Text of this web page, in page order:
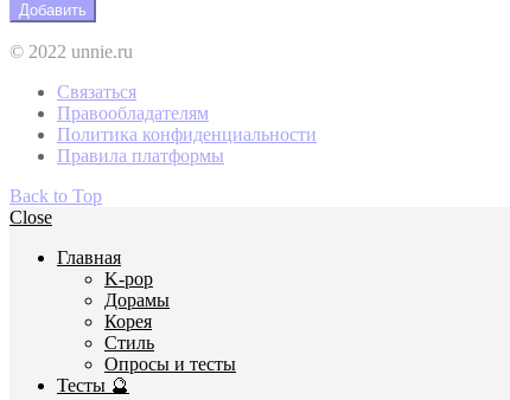
Добавить
© 2022 unnie.ru
Связаться
Правообладателям
Политика конфиденциальности
Правила платформы
Back to Top
Close
Главная
K-pop
Дорамы
Корея
Стиль
Опросы и тесты
Тесты 🔮